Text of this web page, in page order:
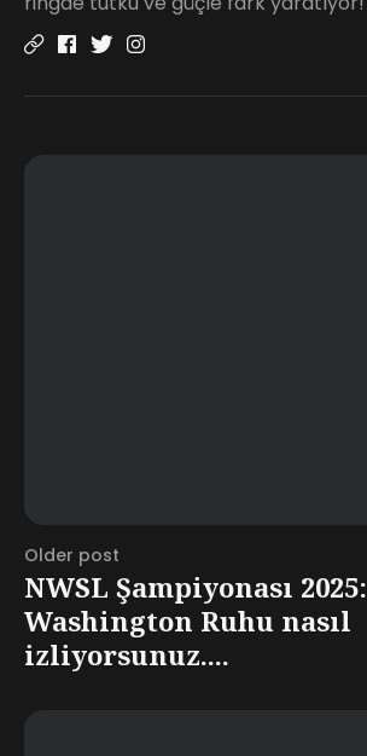
Older post
NWSL Şampiyonası 2025:
Washington Ruhu nasıl
izliyorsunuz....